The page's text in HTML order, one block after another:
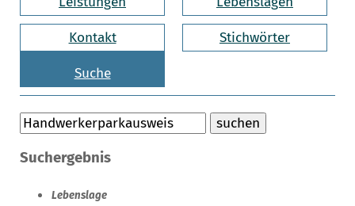
Kontakt Stichwörter
Suche
Suchergebnis
Lebenslage